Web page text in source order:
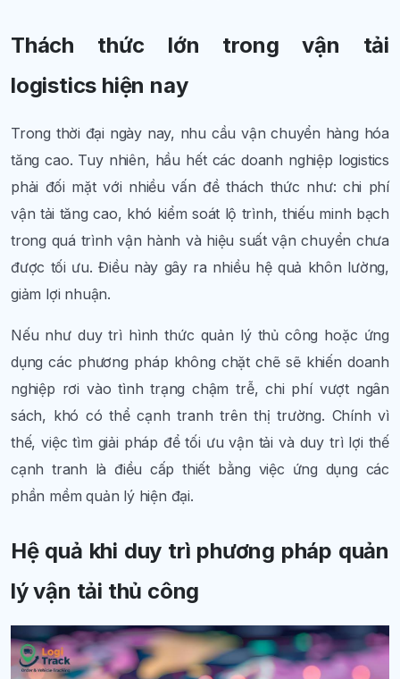
Thách thức lớn trong vận tải
logistics hiện nay
Trong thời đại ngày nay, nhu cầu vận chuyển hàng hóa
tăng cao. Tuy nhiên, hầu hết các doanh nghiệp logistics
phải đối mặt với nhiều vấn đề thách thức như: chi phí
vận tải tăng cao, khó kiểm soát lộ trình, thiếu minh bạch
trong quá trình vận hành và hiệu suất vận chuyển chưa
được tối ưu. Điều này gây ra nhiều hệ quả khôn lường,
giảm lợi nhuận.
Nếu như duy trì hình thức quản lý thủ công hoặc ứng
dụng các phương pháp không chặt chẽ sẽ khiến doanh
nghiệp rơi vào tình trạng chậm trễ, chi phí vượt ngân
sách, khó có thể cạnh tranh trên thị trường. Chính vì
thế, việc tìm giải pháp để tối ưu vận tải và duy trì lợi thế
cạnh tranh là điều cấp thiết bằng việc ứng dụng các
phần mềm quản lý hiện đại.
Hệ quả khi duy trì phương pháp quản
lý vận tải thủ công